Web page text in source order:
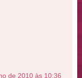
de 2010 às 10:36